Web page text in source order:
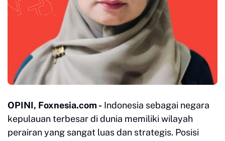
OPINI, Foxnesia.com - Indonesia sebagai negara
kepulauan terbesar di dunia memiliki wilayah
perairan yang sangat luas dan strategis. Posisi